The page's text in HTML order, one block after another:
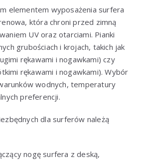
elementem wyposażenia surfera
która chroni przed zimną
UV oraz otarciami. Pianki
grubościach i krojach, takich jak
rękawami i nogawkami) czy
rękawami i nogawkami). Wybór
wodnych, temperatury
preferencji.
dla surferów należą
nogę surfera z deską,